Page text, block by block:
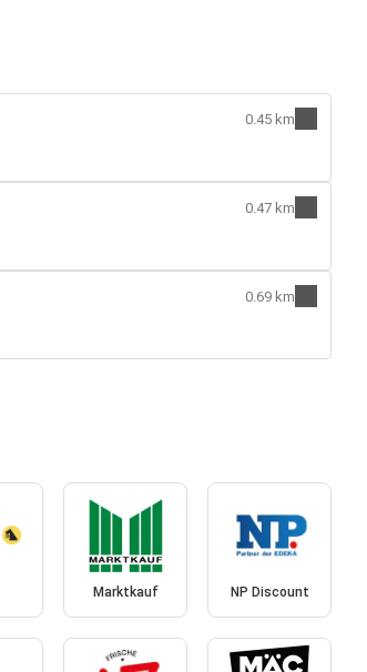
0.45 km
0.47 km
0.69 km
Marktkauf NP Discount